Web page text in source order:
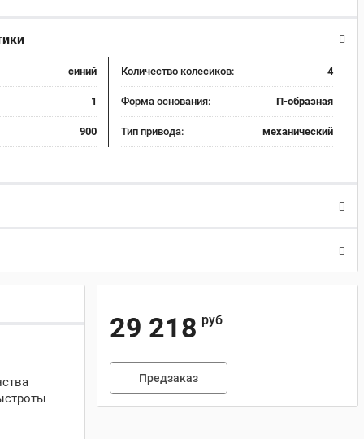
синий Количество колесиков: 4
1 Форма основания: П-образная
900 Тип привода: механический
29 218 руб
Предзаказ